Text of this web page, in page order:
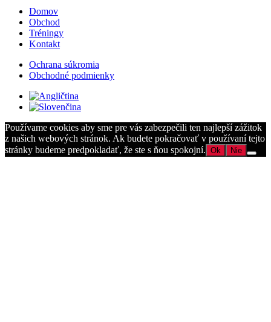
Domov
Obchod
Tréningy
Kontakt
Ochrana súkromia
Obchodné podmienky
Používame cookies aby sme pre vás zabezpečili ten najlepší zážitok
z našich webových stránok. Ak budete pokračovať v používaní tejto
stránky budeme predpokladať, že ste s ňou spokojní. Ok Nie